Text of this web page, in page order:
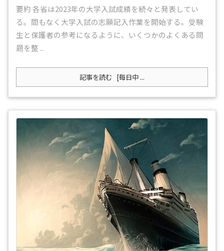
要約 各省は2023年の大学入試成績を続々と発表してい
る。間もなく大学入試の志願記入作業を開始する。受験
生と保護者の参考になるように、いくつかのよくある問
題を整 ...
記事を読む [每日中 ...